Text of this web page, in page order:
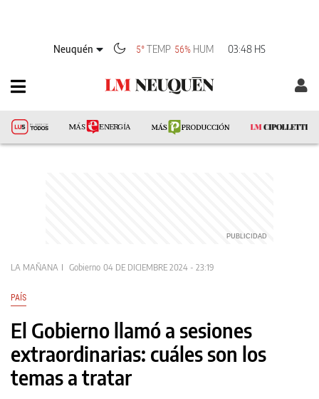
Neuquén 5° TEMP 56% HUM 03:48 HS
LA MAÑANA Gobierno 04 DE DICIEMBRE 2024 - 23:19
PAÍS
El Gobierno llamó a sesiones
extraordinarias: cuáles son los
temas a tratar